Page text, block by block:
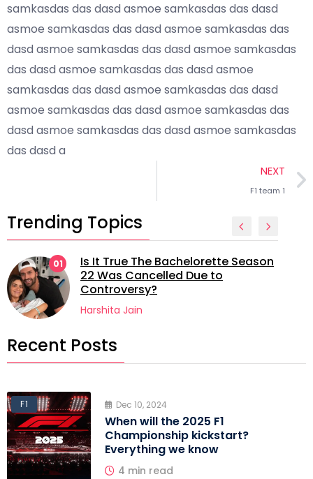
samkasdas das dasd asmoe samkasdas das dasd
asmoe samkasdas das dasd asmoe samkasdas das
dasd asmoe samkasdas das dasd asmoe samkasdas
das dasd asmoe samkasdas das dasd asmoe
samkasdas das dasd asmoe samkasdas das dasd
asmoe samkasdas das dasd asmoe samkasdas das
dasd asmoe samkasdas das dasd asmoe samkasdas
das dasd a
NEXT
F1 team 1
Trending Topics
01
Is It True The Bachelorette Season
22 Was Cancelled Due to
Controversy?
Harshita Jain
Recent Posts
F1 Dec 10, 2024
When will the 2025 F1
Championship kickstart?
Everything we know
4 min read